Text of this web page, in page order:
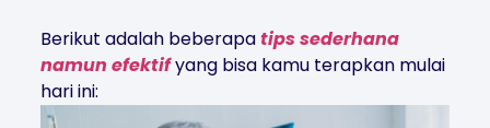
Berikut adalah beberapatips sederhana
namun efektifyang bisa kamu terapkan mulai
hari ini: